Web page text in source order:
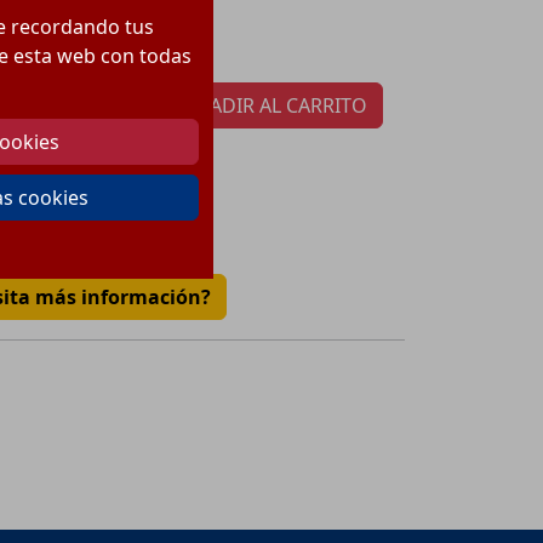
recordando tus
esta web con todas
cookies
por paquete:1
AÑADIR AL CARRITO
más información?